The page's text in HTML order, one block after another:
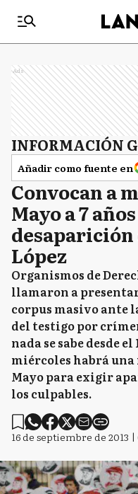
Ads
INFORMACIÓN
Añadir como fuente en
Convocan a
Mayo a 7
López
Organismos de
llamaron a
corpus masivo ante
del testigo por
nada se sabe desde
miércoles habrá
Mayo para exigir
los culpables.
16 de septiembre de 2013